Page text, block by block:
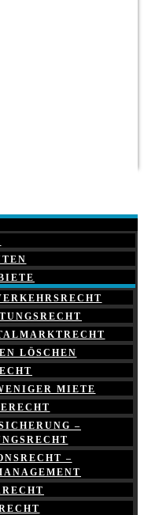
LÖSCHEN
MIETE
–
–